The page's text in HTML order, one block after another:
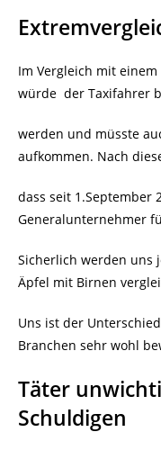
Im Vergleich mit
würde der Taxifahrer
werden und müsste
aufkommen. Nach
dass seit 1.September
Generalunternehmer
Sicherlich werden uns
Äpfel mit Birnen
Uns ist der
Branchen sehr wohl
Täter
Schuldigen